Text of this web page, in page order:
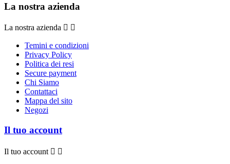
La nostra azienda
La nostra azienda  
Temini e condizioni
Privacy Policy
Politica dei resi
Secure payment
Chi Siamo
Contattaci
Mappa del sito
Negozi
Il tuo account
Il tuo account  